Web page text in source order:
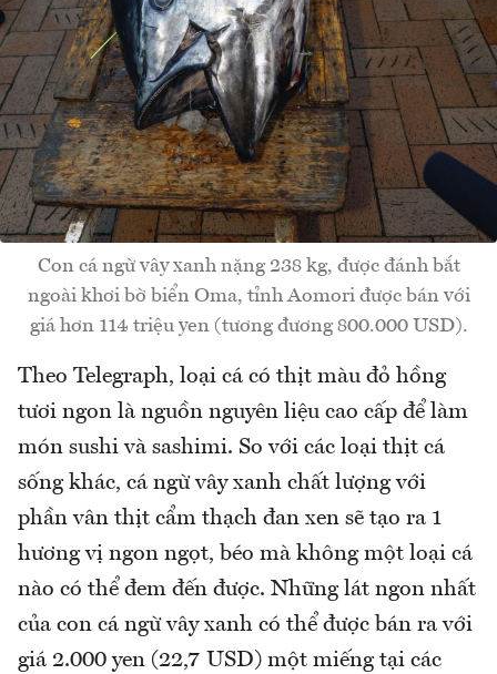
Con cá ngừ vây xanh nặng 238 kg, được đánh bắt
ngoài khơi bờ biển Oma, tỉnh Aomori được bán với
giá hơn 114 triệu yen (tương đương 800.000 USD).
Theo Telegraph, loại cá có thịt màu đỏ hồng
tươi ngon là nguồn nguyên liệu cao cấp để làm
món sushi và sashimi. So với các loại thịt cá
sống khác, cá ngừ vây xanh chất lượng với
phần vân thịt cẩm thạch đan xen sẽ tạo ra 1
hương vị ngon ngọt, béo mà không một loại cá
nào có thể đem đến được. Những lát ngon nhất
của con cá ngừ vây xanh có thể được bán ra với
giá 2.000 yen (22,7 USD) một miếng tại các